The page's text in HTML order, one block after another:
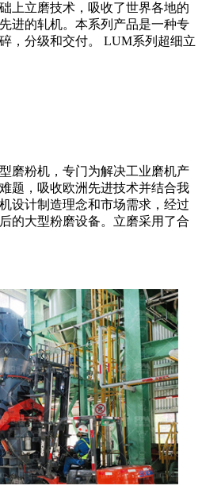
上立磨技术，吸收了世界各地的
进的轧机。本系列产品是一种专
，分级和交付。 LUM系列超细立
磨粉机，专门为解决工业磨机产
题，吸收欧洲先进技术并结合我
设计制造理念和市场需求，经过
的大型粉磨设备。立磨采用了合